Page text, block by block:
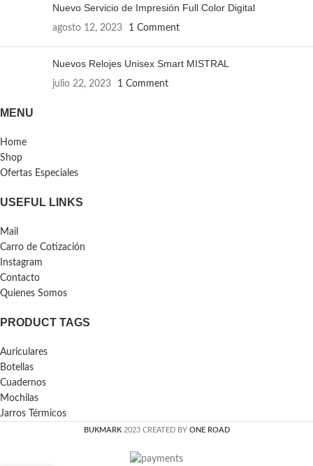
Nuevo Servicio de Impresión Full Color Digital
agosto 12, 2023 1 Comment
Nuevos Relojes Unisex Smart MISTRAL
julio 22, 2023 1 Comment
MENU
Home
Shop
Ofertas Especiales
USEFUL LINKS
Mail
Carro de Cotización
Instagram
Contacto
Quienes Somos
PRODUCT TAGS
Auriculares
Botellas
Cuadernos
Mochilas
Jarros Térmicos
BUKMARK 2023 CREATED BY ONE ROAD